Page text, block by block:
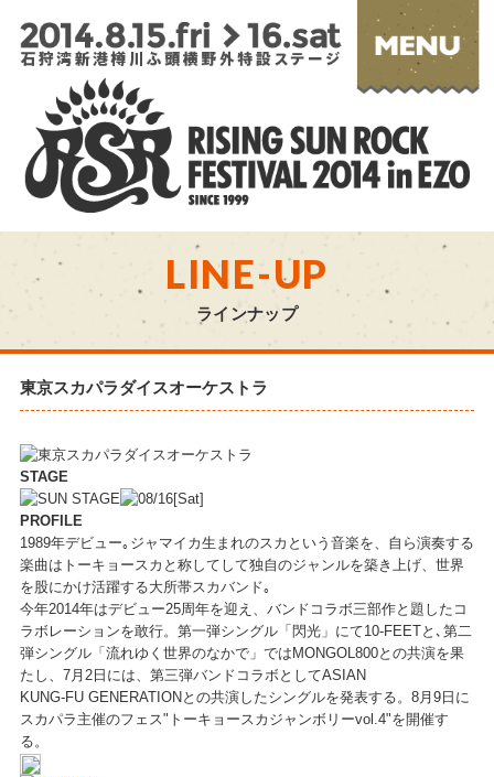
LINE-UP
ラインナップ
東京スカパラダイスオーケストラ
STAGE
PROFILE
1989年デビュー｡ジャマイカ生まれのスカという音楽を、自ら演奏する
楽曲はトーキョースカと称してして独自のジャンルを築き上げ、世界
を股にかけ活躍する大所帯スカバンド｡
今年2014年はデビュー25周年を迎え、バンドコラボ三部作と題したコ
ラボレーションを敢行。第一弾シングル「閃光」にて10-FEETと､第二
弾シングル「流れゆく世界のなかで」ではMONGOL800との共演を果
たし、7月2日には、第三弾バンドコラボとしてASIAN
KUNG-FU GENERATIONとの共演したシングルを発表する。8月9日に
スカパラ主催のフェス"トーキョースカジャンボリーvol.4"を開催す
る。